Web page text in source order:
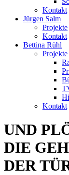
Kontakt
Jürgen Salm
Projekte
Kontakt
Bettina Rühl
Projekte
Kontakt
UND
DIE
DER